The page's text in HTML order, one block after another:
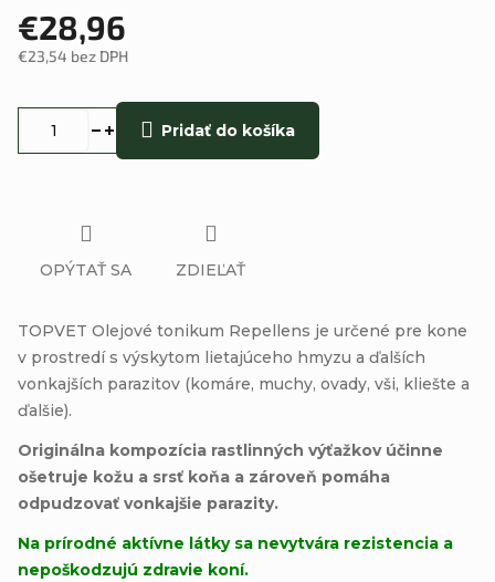
€28,96
€23,54 bez DPH
Pridať do košíka
TOPVET Olejové tonikum Repellens je určené pre kone
v prostredí s výskytom lietajúceho hmyzu a ďalších
vonkajších parazitov (komáre, muchy, ovady, vši, kliešte a
ďalšie).
Originálna kompozícia rastlinných výťažkov účinne
ošetruje kožu a srsť koňa a zároveň pomáha
odpudzovať vonkajšie parazity.
Na prírodné aktívne látky sa nevytvára rezistencia a
nepoškodzujú zdravie koní.
OPÝTAŤ SA ZDIEĽAŤ